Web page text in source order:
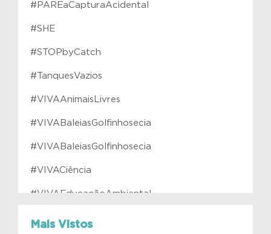
#PAREaCapturaAcidental
#SHE
#STOPbyCatch
#TanquesVazios
#VIVAAnimaisLivres
#VIVABaleiasGolfinhosecia
#VIVABaleiasGolfinhosecia
#VIVACiência
#VIVAEducaçãoAmbiental
#VIVAfilhotes
Mais Vistos